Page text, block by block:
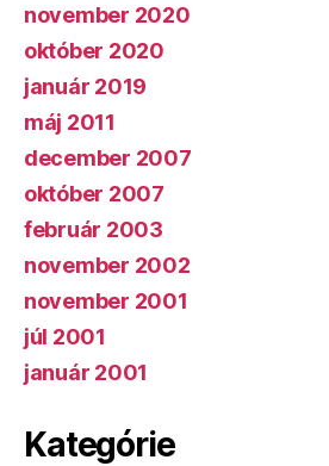
november 2020
október 2020
január 2019
máj 2011
december 2007
október 2007
február 2003
november 2002
november 2001
júl 2001
január 2001
Kategórie